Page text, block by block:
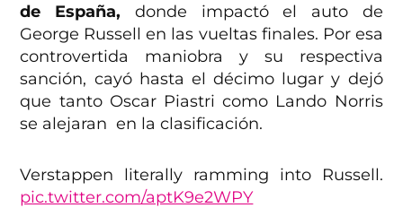
de España, donde impactó el auto de
George Russell en las vueltas finales. Por esa
controvertida maniobra y su respectiva
sanción, cayó hasta el décimo lugar y dejó
que tanto Oscar Piastri como Lando Norris
se alejaran en la clasificación.
Verstappen literally ramming into Russell.
pic.twitter.com/aptK9e2WPY